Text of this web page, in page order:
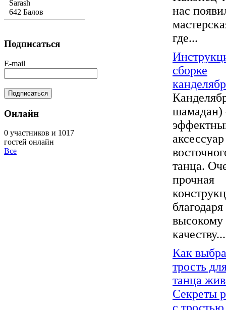
нас
где...
сборке
шамадан)
танца.
прочная
благодаря
высокому
качеству...
Как
трость
танца
Секреты
Sarash
642 Балов
Подписаться
E-mail
Онлайн
0 участников и 1017
гостей онлайн
Все